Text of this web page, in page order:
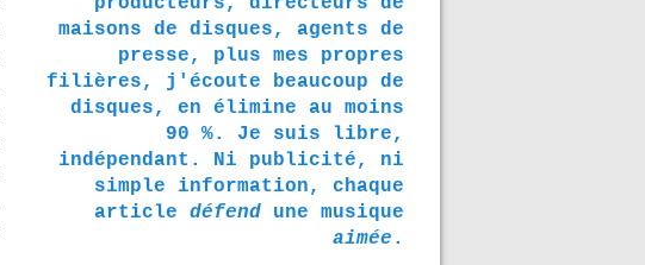
maisons de disques, agents de
presse, plus mes propres
filières, j'écoute beaucoup de
disques, en élimine au moins
90 %. Je suis libre,
indépendant. Ni publicité, ni
simple information, chaque
article défend une musique
aimée .